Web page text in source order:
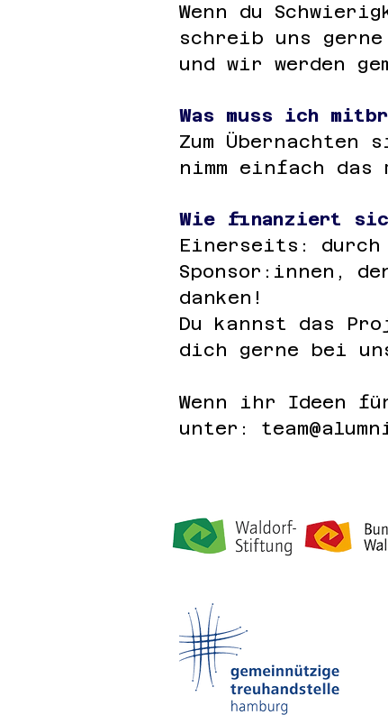
Wenn du
schreib uns
und wir werden
Was muss ich
Zum
nimm einfach
Wie finanziert
Einerseits: durch
Sponsor:innen,
danken!
Du kannst das
dich gerne bei
Wenn ihr Ideen
unter: